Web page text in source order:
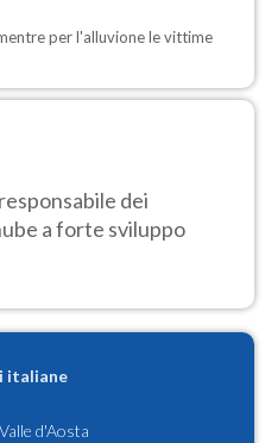
per l'alluvione le vittime
dei
a forte sviluppo
italiane
Valle d'Aosta